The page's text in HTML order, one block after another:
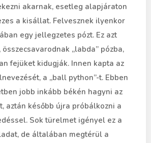
akarnak, esetleg alapjáraton
a kisállat. Felvesznek ilyenkor
egy jellegzetes pózt. Ez azt
„labda” pózba,
fejüket kidugják. Innen kapta az
a „ball python”-t. Ebben
jobb inkább békén hagyni az
aztán később újra próbálkozni a
Sok türelmet igényel ez a
de általában megtérül a